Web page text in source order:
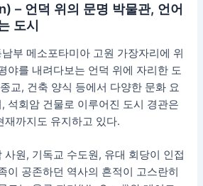
– 언덕 위의 문명 박물관, 언어
도시
부 메소포타미아 고원 가장자리에 위
야를 내려다보는 언덕 위에 자리한 도
교, 건축 양식 등에서 다양한 문화 요
석회암 건물로 이루어진 도시 경관은
재까지도 유지하고 있다.
사원, 기독교 수도원, 유대 회당이 인접
이 공존하던 역사의 흔적이 고스란히